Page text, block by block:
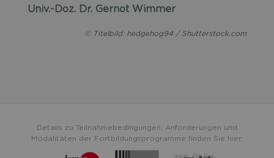
Univ.-Doz. Dr. Gernot Wimmer
© Titelbild: hedgehog94 / Shutterstock.com
Details zu Teilnahmebedingungen, Anforderungen und
Modalitäten der Fortbildungsprogramme finden Sie hier: